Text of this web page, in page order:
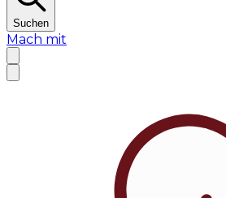
Suchen
Mach mit